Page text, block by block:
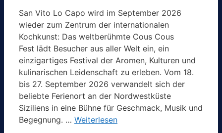
San Vito Lo Capo wird im September 2026
wieder zum Zentrum der internationalen
Kochkunst: Das weltberühmte Cous Cous
Fest lädt Besucher aus aller Welt ein, ein
einzigartiges Festival der Aromen, Kulturen und
kulinarischen Leidenschaft zu erleben. Vom 18.
bis 27. September 2026 verwandelt sich der
beliebte Ferienort an der Nordwestküste
Siziliens in eine Bühne für Geschmack, Musik und
Begegnung. … Weiterlesen